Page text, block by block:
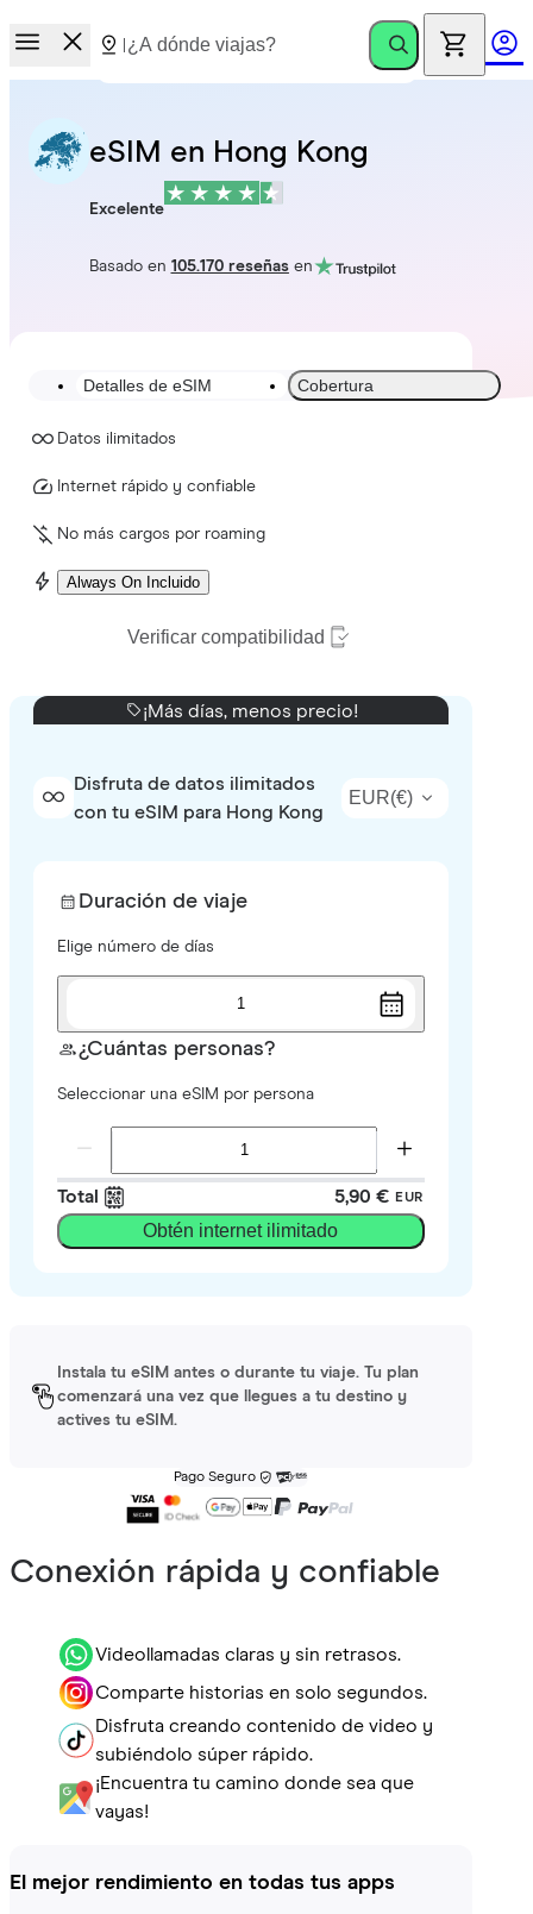
eSIM en Hong Kong
Excelente
Basado en 105.170 reseñasen
Detalles de eSIM Cobertura
Datos ilimitados
Internet rápido y confiable
No más cargos por roaming
Always On Incluido
Verificar compatibilidad
¡Más días, menos precio!
Disfruta de datos ilimitados
con tu eSIM para Hong Kong
EUR(€)
Duración de viaje
Elige número de días
1
¿Cuántas personas?
Seleccionar una eSIM por persona
Total 5,90 € EUR
Obtén internet ilimitado
Instala tu eSIM antes o durante tu viaje. Tu plan
comenzará una vez que llegues a tu destino y
actives tu eSIM.
Pago Seguro
Conexión rápida y confiable
Videollamadas claras y sin retrasos.
Comparte historias en solo segundos.
Disfruta creando contenido de video y
subiéndolo súper rápido.
¡Encuentra tu camino donde sea que
vayas!
El mejor rendimiento en todas tus apps